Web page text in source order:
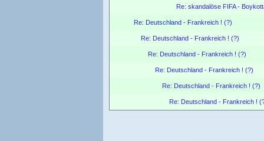
Re: skandalöse FIFA -
Re: Deutschland - Frankreich ! (?)
Re: Deutschland - Frankreich ! (?)
Re: Deutschland - Frankreich ! (?)
Re: Deutschland - Frankreich ! (?)
Re: Deutschland - Frankreich ! (?)
Re: Deutschland - Frankreich !